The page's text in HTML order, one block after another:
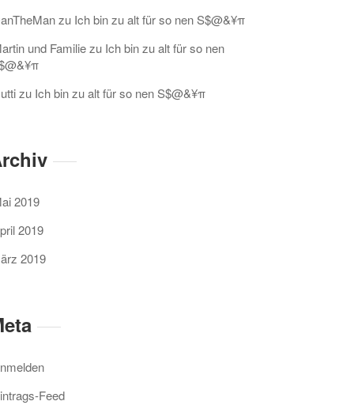
zu Ich bin zu alt für so nen S$@&¥π
und Familiezu Ich bin zu alt für so nen
zu Ich bin zu alt für so nen S$@&¥π
2019
2019
2019
Feed